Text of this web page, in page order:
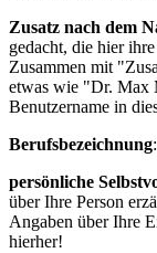
Zusatz nach dem
gedacht, die hier
Zusammen mit
etwas wie "Dr. Max
Benutzername in
Berufsbezeichnung
persönliche
über Ihre Person
Angaben über Ihre
hierher!